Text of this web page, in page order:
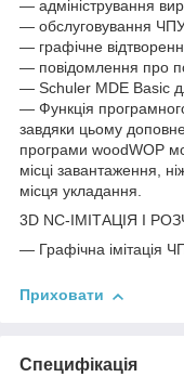
— адміністрування
— обслуговування
— графічне
— повідомлення про
— Schuler MDE Basic
— Функція
завдяки цьому
програми woodWOP
місці завантаження,
місця укладання.
3D NC-ІМІТАЦІЯ І
— Графічна імітація
Приховати
Специфікація